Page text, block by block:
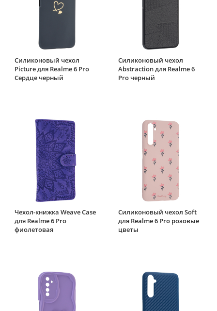
Силиконовый чехол
Picture для Realme 6 Pro
Сердце черный
Силиконовый чехол
Abstraction для Realme 6
Pro черный
Чехол-книжка Weave Case
для Realme 6 Pro
фиолетовая
Силиконовый чехол Soft
для Realme 6 Pro розовые
цветы